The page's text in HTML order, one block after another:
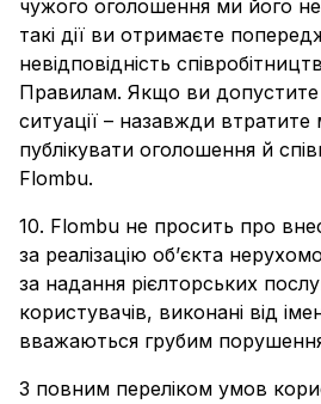
чужого оголошення ми його
такі дії ви отримаєте
невідповідність
Правилам. Якщо ви допустите
ситуації – назавжди втратите
публікувати оголошення й
Flombu.
10. Flombu не просить про
за реалізацію об’єкта
за надання рієлторських
користувачів, виконані від
вважаються грубим
З повним переліком умов